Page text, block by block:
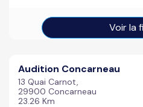
Voir la
Audition Concarneau
13 Quai Carnot,
29900 Concarneau
23.26 Km